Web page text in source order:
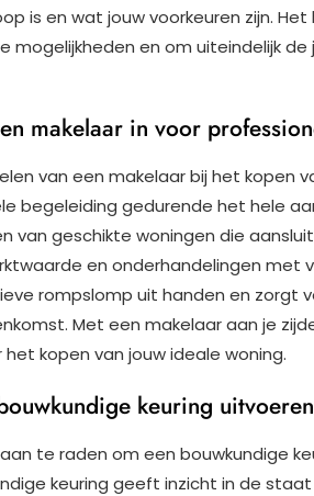
is en wat jouw voorkeuren zijn.
mogelijkheden en om uiteindelijk
makelaar in voor
van een makelaar bij het kopen
begeleiding gedurende het hele
van geschikte woningen die
en onderhandelingen met
rompslomp uit handen en zorgt
Met een makelaar aan je
kopen van jouw ideale woning.
keuring
te raden om een bouwkundige
keuring geeft inzicht in de